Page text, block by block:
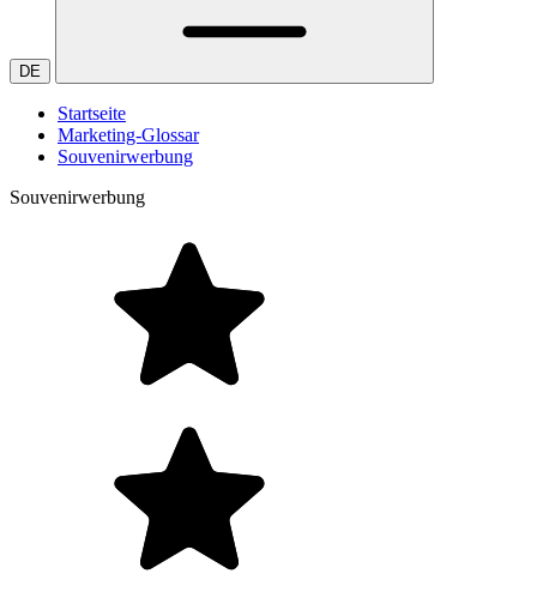
DE
Startseite
Marketing-Glossar
Souvenirwerbung
Souvenirwerbung